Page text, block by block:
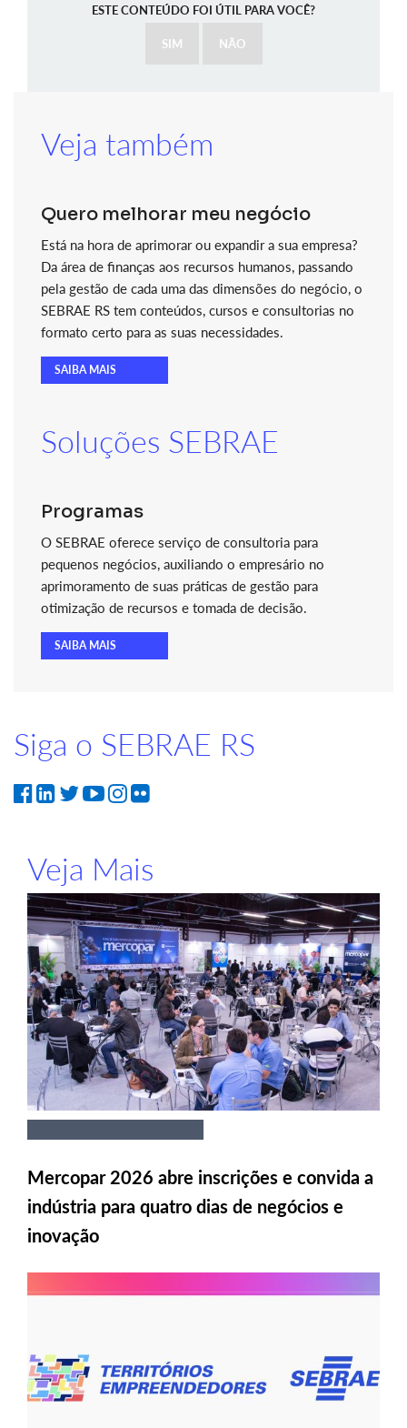
ESTE CONTEÚDO FOI ÚTIL PARA VOCÊ?
SIM NÃO
Veja também
Quero melhorar meu negócio
Está na hora de aprimorar ou expandir a sua empresa?
Da área de finanças aos recursos humanos, passando
pela gestão de cada uma das dimensões do negócio, o
SEBRAE RS tem conteúdos, cursos e consultorias no
formato certo para as suas necessidades.
SAIBA MAIS
Soluções SEBRAE
Programas
O SEBRAE oferece serviço de consultoria para
pequenos negócios, auxiliando o empresário no
aprimoramento de suas práticas de gestão para
otimização de recursos e tomada de decisão.
SAIBA MAIS
Siga o SEBRAE RS
Veja Mais
Mercopar 2026 abre inscrições e convida a
indústria para quatro dias de negócios e
inovação